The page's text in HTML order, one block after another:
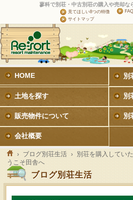
蓼科で別荘・中古別荘の購入や売却な
見てほしい8つの特徴
FAQ
サイトマップ
HOME 別
土地を探す 別
販売物件について 別
会社概要
›ブログ別荘生活› 別荘を購入してい
うこそ田舎へ
ブログ別荘生活